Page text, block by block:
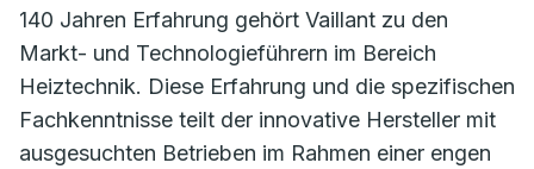
140 Jahren Erfahrung gehört Vaillant zu den
Markt- und Technologieführern im Bereich
Heiztechnik. Diese Erfahrung und die spezifischen
Fachkenntnisse teilt der innovative Hersteller mit
ausgesuchten Betrieben im Rahmen einer engen